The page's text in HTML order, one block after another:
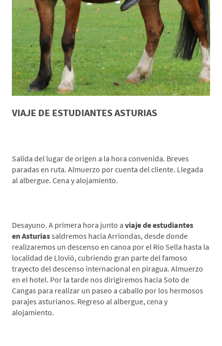
VIAJE DE ESTUDIANTES ASTURIAS
Salida del lugar de origen a la hora convenida. Breves
paradas en ruta. Almuerzo por cuenta del cliente. Llegada
al albergue. Cena y alojamiento.
Desayuno. A primera hora junto a viaje de estudiantes
enAsturiassaldremos hacia Arriondas, desde donde
realizaremos un descenso en canoa por el Río Sella hasta la
localidad de Llovió, cubriendo gran parte del famoso
trayecto del descenso internacional en piragua. Almuerzo
en el hotel. Por la tarde nos dirigiremos hacia Soto de
Cangas para realizar un paseo a caballo por los hermosos
parajes asturianos. Regreso al albergue, cena y
alojamiento.